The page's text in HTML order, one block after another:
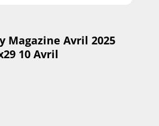
Magazine Avril 2025
10 Avril